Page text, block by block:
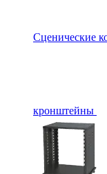
Сценические
кронштейны